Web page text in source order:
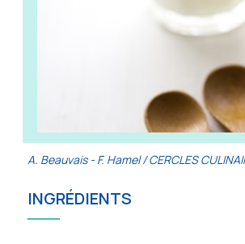
A. Beauvais - F. Hamel / CERCLES
INGRÉDIENTS